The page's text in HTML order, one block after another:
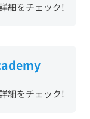
細をチェック!
細をチェック!